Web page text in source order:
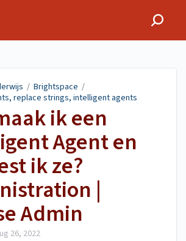
/ Brightspace /
replace strings, intelligent agents
ik een
Agent en
ik ze?
|
Admin
26, 2022